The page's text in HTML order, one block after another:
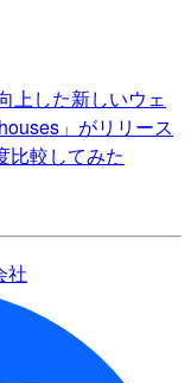
上した新しいウェ
」がリリース
比較してみた
社